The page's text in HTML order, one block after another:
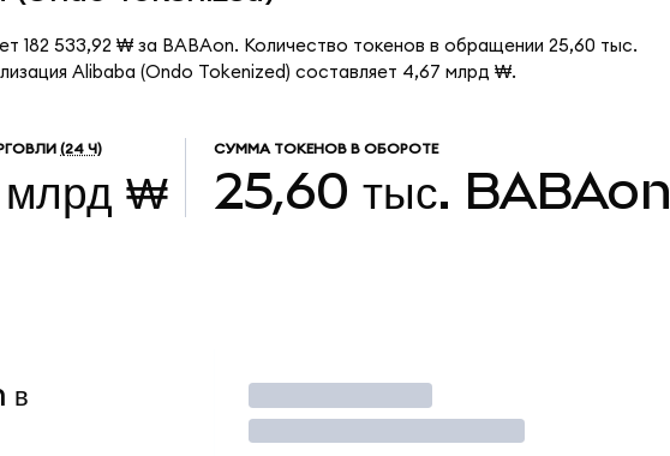
182 533,92 ₩ за BABAon. Количество токенов в обращении 25,60 тыс.
Alibaba (Ondo Tokenized) составляет 4,67 млрд ₩.
(24 Ч)
млрд ₩
СУММА ТОКЕНОВ В ОБОРОТЕ
25,60 тыс. BABAon
в Торговать